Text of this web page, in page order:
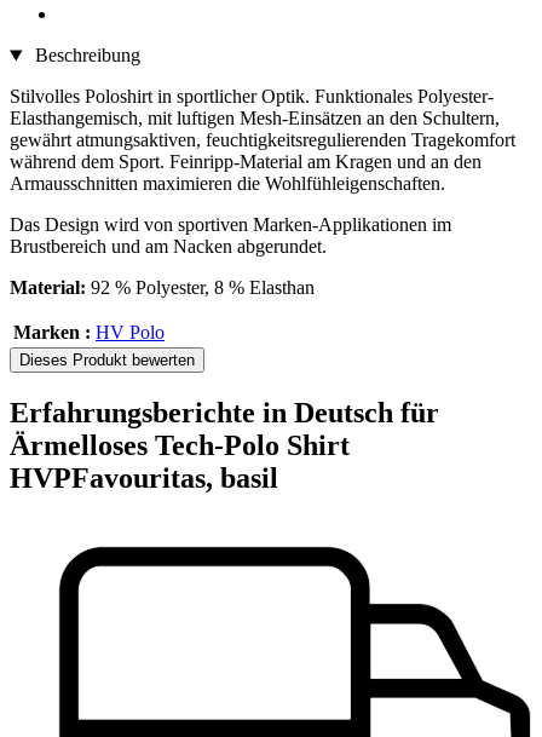
Beschreibung
Stilvolles Poloshirt in sportlicher Optik. Funktionales Polyester-
Elasthangemisch, mit luftigen Mesh-Einsätzen an den Schultern,
gewährt atmungsaktiven, feuchtigkeitsregulierenden Tragekomfort
während dem Sport. Feinripp-Material am Kragen und an den
Armausschnitten maximieren die Wohlfühleigenschaften.
Das Design wird von sportiven Marken-Applikationen im
Brustbereich und am Nacken abgerundet.
Material: 92 % Polyester, 8 % Elasthan
Marken : HV Polo
Dieses Produkt bewerten
Erfahrungsberichte in Deutsch für
Ärmelloses Tech-Polo Shirt
HVPFavouritas, basil